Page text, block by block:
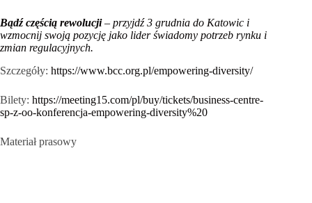
Bądź częścią rewolucji– przyjdź 3 grudnia do Katowic i
wzmocnij swoją pozycję jako lider świadomy potrzeb rynku i
zmian regulacyjnych.
Szczegóły: https://www.bcc.org.pl/empowering-diversity/
Bilety: https://meeting15.com/pl/buy/tickets/business-centre-
sp-z-oo-konferencja-empowering-diversity%20
Materiał prasowy